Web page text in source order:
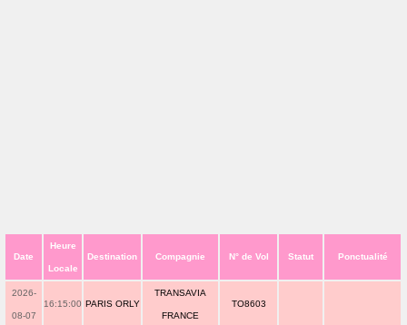
Date
Heure
Locale
Destination Compagnie N° de Vol Statut Ponctualité
2026-
08-07
16:15:00 PARIS ORLY
TRANSAVIA
FRANCE
TO8603